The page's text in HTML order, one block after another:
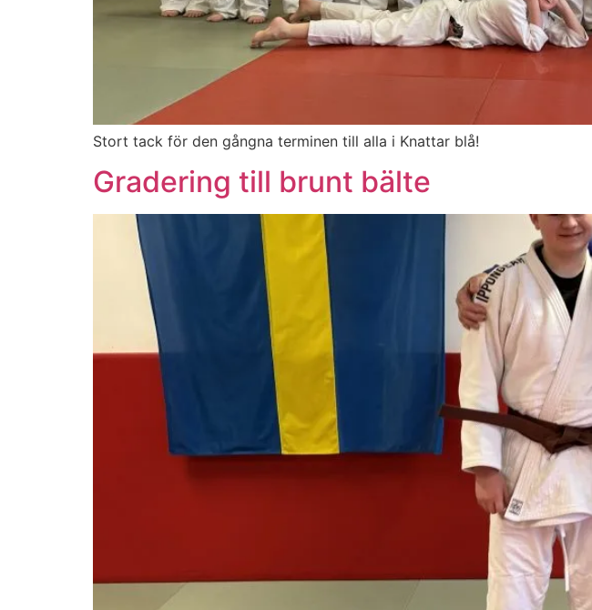
Stort tack för den gångna terminen till alla i Knattar blå!
Gradering till brunt bälte